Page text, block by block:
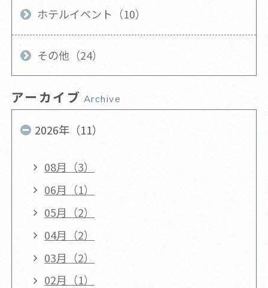
ホテルイベント（10）
その他（24）
アーカイブ Archive
2026年（11）
08月（3）
06月（1）
05月（2）
04月（2）
03月（2）
02月（1）